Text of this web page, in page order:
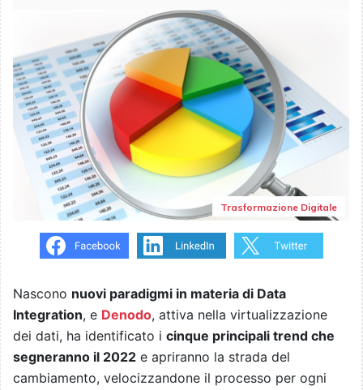
Trasformazione Digitale
Nascono nuovi paradigmi in materia di Data
Integration, e Denodo, attiva nella virtualizzazione
dei dati, ha identificato i cinque principali trend che
segneranno il 2022 e apriranno la strada del
cambiamento, velocizzandone il processo per ogni